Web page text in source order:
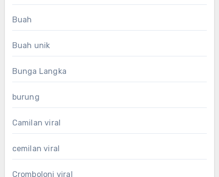
Buah
Buah unik
Bunga Langka
burung
Camilan viral
cemilan viral
Cromboloni viral